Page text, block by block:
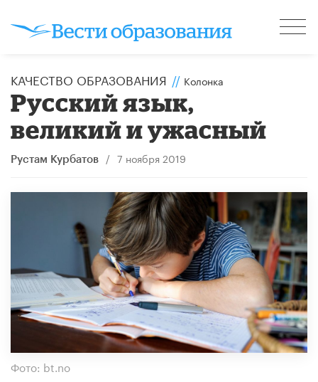
КАЧЕСТВО ОБРАЗОВАНИЯ // Колонка
Русский язык,
великий и ужасный
Рустам Курбатов / 7 ноября 2019
Фото: bt.no